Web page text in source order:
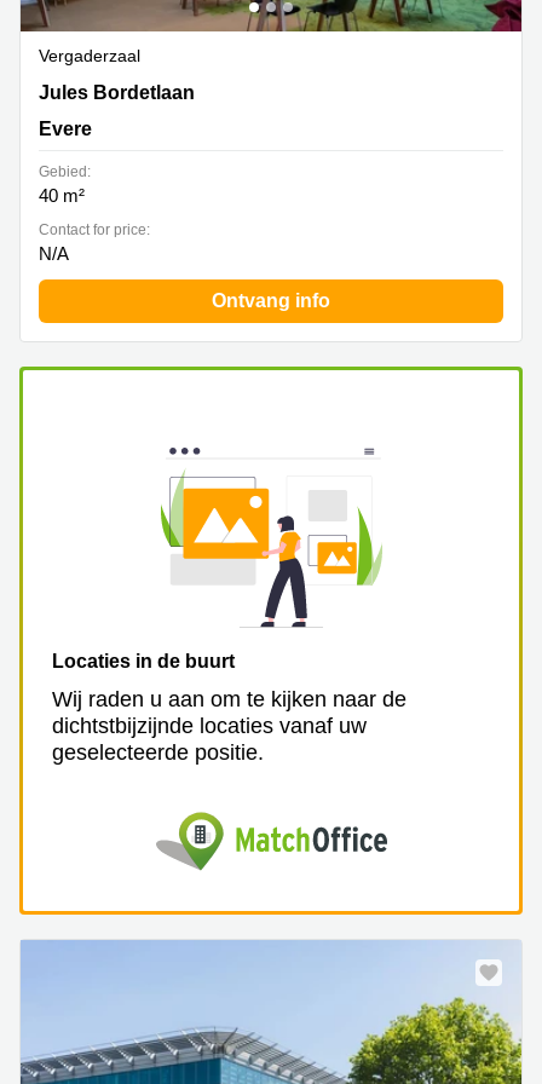
Vergaderzaal
Jules Bordetlaan 13, Evere
Jules Bordetlaan
Evere
Gebied:
40 m²
Contact for price:
N/A
Ontvang info
Locaties in de buurt
Wij raden u aan om te kijken naar de
dichtstbijzijnde locaties vanaf uw
geselecteerde positie.